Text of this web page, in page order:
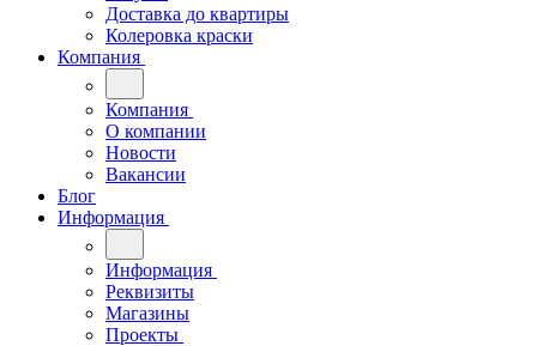
Доставка до квартиры
Колеровка краски
Компания
Компания
О компании
Новости
Вакансии
Блог
Информация
Информация
Реквизиты
Магазины
Проекты